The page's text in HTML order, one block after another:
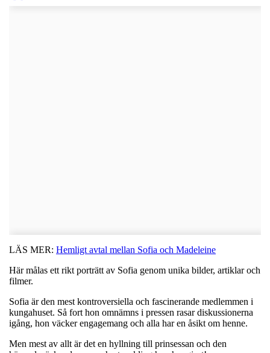
LÄS MER: Hemligt avtal mellan Sofia och Madeleine
Här målas ett rikt porträtt av Sofia genom unika bilder, artiklar och
filmer.
Sofia är den mest kontroversiella och fascinerande medlemmen i
kungahuset. Så fort hon omnämns i pressen rasar diskussionerna
igång, hon väcker engagemang och alla har en åsikt om henne.
Men mest av allt är det en hyllning till prinsessan och den